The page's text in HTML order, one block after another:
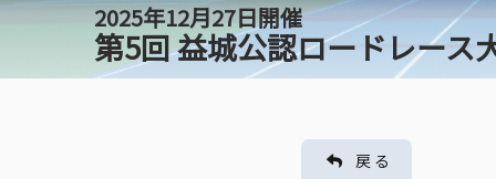
2025年12月27日開催
第5回 益城公認ロードレース
戻 る